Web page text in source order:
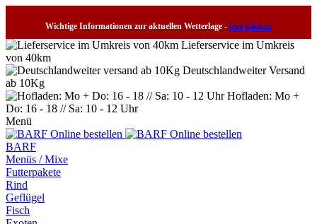
Wichtige Informationen zur aktuellen Wetterlage - hier klicken
Lieferservice im Umkreis
von 40km
Deutschlandweiter Versand
ab 10Kg
Hofladen: Mo +
Do: 16 - 18 // Sa: 10 - 12 Uhr
Menü
BARF
Menüs / Mixe
Futterpakete
Rind
Geflügel
Fisch